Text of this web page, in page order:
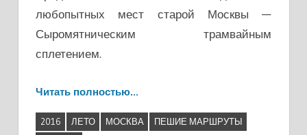
любопытных мест старой Москвы —
Сыромятническим трамвайным
сплетением.
Читать полностью…
2016 ЛЕТО МОСКВА
ПЕШИЕ МАРШРУТЫ